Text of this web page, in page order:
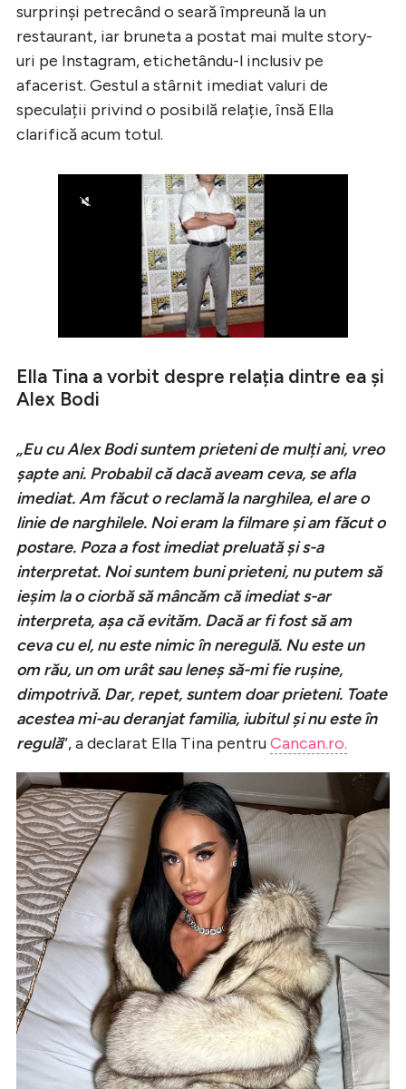
surprinși petrecând o seară împreună la un
restaurant, iar bruneta a postat mai multe story-
uri pe Instagram, etichetându-l inclusiv pe
afacerist. Gestul a stârnit imediat valuri de
speculații privind o posibilă relație, însă Ella
clarifică acum totul.
Ella Tina a vorbit despre relația dintre ea și
Alex Bodi
„Eu cu Alex Bodi suntem prieteni de mulți ani, vreo
șapte ani. Probabil că dacă aveam ceva, se afla
imediat. Am făcut o reclamă la narghilea, el are o
linie de narghilele. Noi eram la filmare și am făcut o
postare. Poza a fost imediat preluată și s-a
interpretat. Noi suntem buni prieteni, nu putem să
ieșim la o ciorbă să mâncăm că imediat s-ar
interpreta, așa că evităm. Dacă ar fi fost să am
ceva cu el, nu este nimic în neregulă. Nu este un
om rău, un om urât sau leneș să-mi fie rușine,
dimpotrivă. Dar, repet, suntem doar prieteni. Toate
acestea mi-au deranjat familia, iubitul și nu este în
regulă”, a declarat Ella Tina pentruCancan.ro.